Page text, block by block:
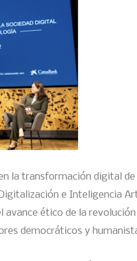
la transformación digital
e Inteligencia
ético de la
democráticos y